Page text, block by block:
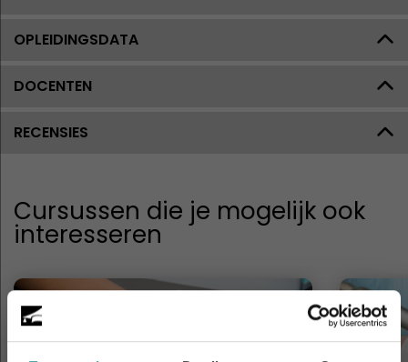
OPLEIDINGSDATA
DOCENTEN
RECENSIES
Cursussen die je mogelijk ook
interesseren